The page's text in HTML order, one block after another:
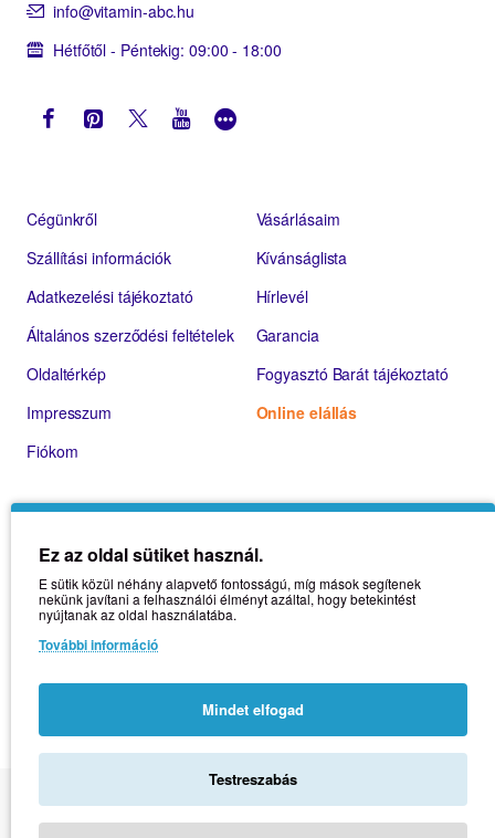
info@vitamin-abc.hu
Hétfőtől - Péntekig: 09:00 - 18:00
Cégünkről
Szállítási információk
Adatkezelési tájékoztató
Általános szerződési feltételek
Oldaltérkép
Impresszum
Fiókom
Vásárlásaim
Kívánságlista
Hírlevél
Garancia
Fogyasztó Barát tájékoztató
Online elállás
14397978-2-43
Ez az oldal sütiket használ.
E sütik közül néhány alapvető fontosságú, míg mások segítenek
nekünk javítani a felhasználói élményt azáltal, hogy betekintést
nyújtanak az oldal használatába.
További információ
Mindet elfogad
Testreszabás